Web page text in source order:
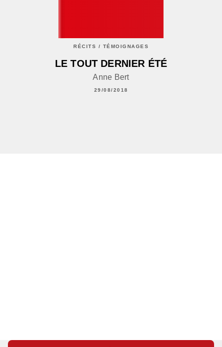
RÉCITS / TÉMOIGNAGES
LE TOUT DERNIER ÉTÉ
Anne Bert
29/08/2018